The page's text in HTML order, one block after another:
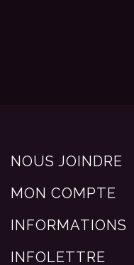
NOUS JOINDRE
MON COMPTE
INFORMATIONS
INFOLETTRE